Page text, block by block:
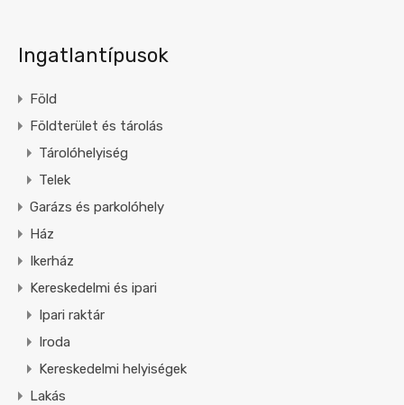
Ingatlantípusok
Föld
Földterület és tárolás
Tárolóhelyiség
Telek
Garázs és parkolóhely
Ház
Ikerház
Kereskedelmi és ipari
Ipari raktár
Iroda
Kereskedelmi helyiségek
Lakás